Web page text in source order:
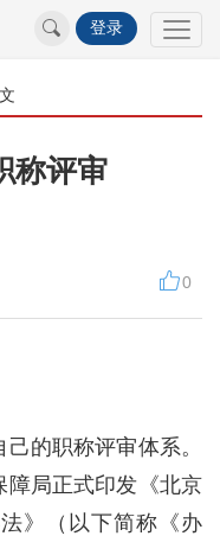
登录
称评审
0
的职称评审体系。
障局正式印发《北京
》（以下简称《办